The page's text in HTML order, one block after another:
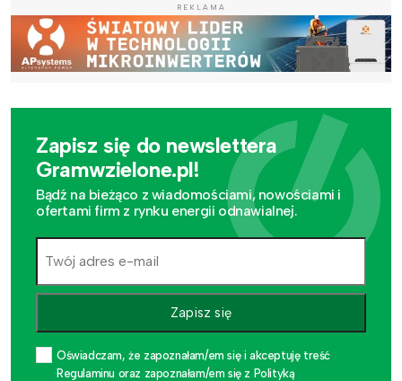
REKLAMA
Zapisz się do newslettera
Gramwzielone.pl!
Bądź na bieżąco z wiadomościami, nowościami i
ofertami firm z rynku energii odnawialnej.
Zapisz się
Oświadczam, że zapoznałam/em się i akceptuję treść
Regulaminu oraz zapoznałam/em się z Polityką